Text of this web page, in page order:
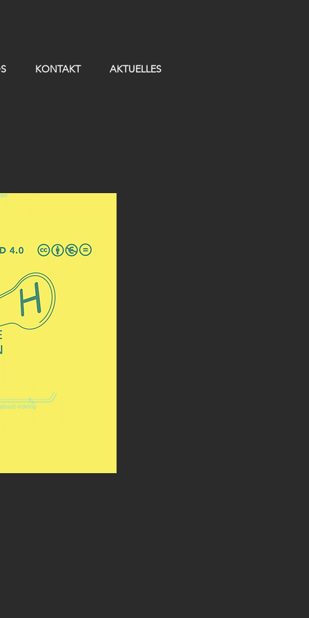
KONTAKT AKTUELLES